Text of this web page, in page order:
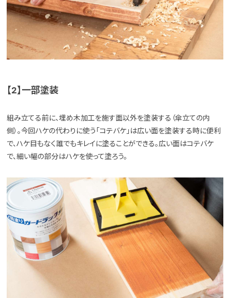
【2】一部塗装
組み立てる前に、埋め木加工を施す面以外を塗装する（傘立ての内
側）。今回ハケの代わりに使う「コテバケ」は広い面を塗装する時に便利
で、ハケ目もなく誰でもキレイに塗ることができる。広い面はコテバケ
で、細い幅の部分はハケを使って塗ろう。